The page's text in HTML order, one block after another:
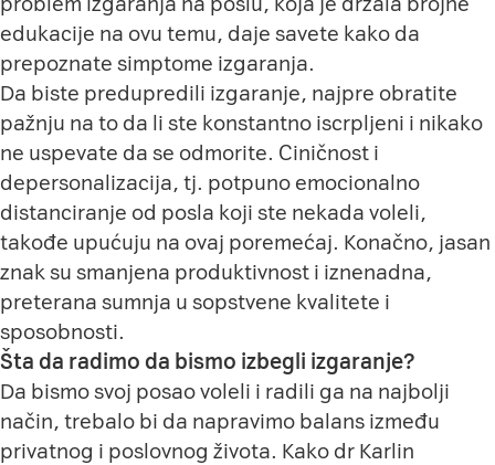
edukacije na ovu temu, daje savete kako da
prepoznate simptome izgaranja.
Da biste predupredili izgaranje, najpre obratite
pažnju na to da li ste konstantno iscrpljeni i nikako
ne uspevate da se odmorite. Ciničnost i
depersonalizacija, tj. potpuno emocionalno
distanciranje od posla koji ste nekada voleli,
takođe upućuju na ovaj poremećaj. Konačno, jasan
znak su smanjena produktivnost i iznenadna,
preterana sumnja u sopstvene kvalitete i
sposobnosti.
Šta da radimo da bismo izbegli izgaranje?
Da bismo svoj posao voleli i radili ga na najbolji
način, trebalo bi da napravimo balans između
privatnog i poslovnog života. Kako dr Karlin